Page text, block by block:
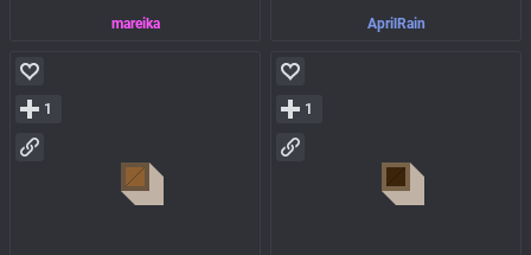
mareika AprilRain
1 1